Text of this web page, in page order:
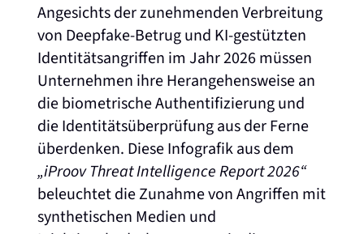
Angesichts der zunehmenden Verbreitung
von Deepfake-Betrug und KI-gestützten
Identitätsangriffen im Jahr 2026 müssen
Unternehmen ihre Herangehensweise an
die biometrische Authentifizierung und
die Identitätsüberprüfung aus der Ferne
überdenken. Diese Infografik aus dem
„iProov Threat Intelligence Report 2026“
beleuchtet die Zunahme von Angriffen mit
synthetischen Medien und